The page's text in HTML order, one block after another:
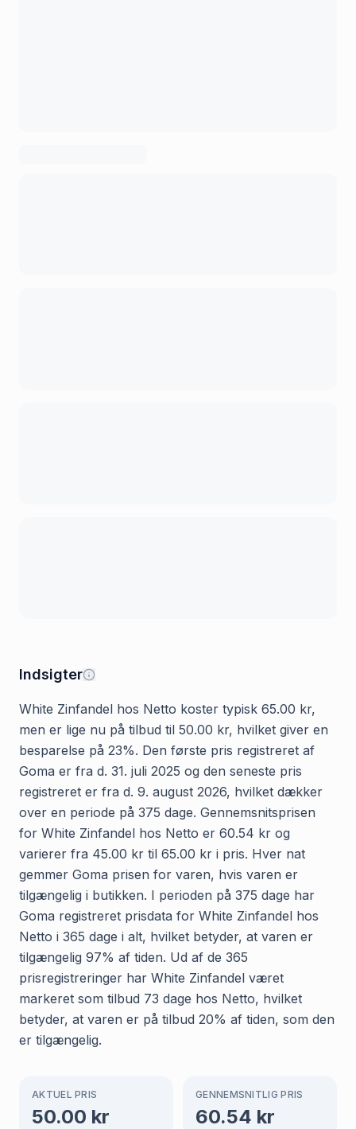
Indsigter
White Zinfandel hos Netto koster typisk 65.00 kr,
men er lige nu på tilbud til 50.00 kr, hvilket giver en
besparelse på 23%. Den første pris registreret af
Goma er fra d. 31. juli 2025 og den seneste pris
registreret er fra d. 9. august 2026, hvilket dækker
over en periode på 375 dage. Gennemsnitsprisen
for White Zinfandel hos Netto er 60.54 kr og
varierer fra 45.00 kr til 65.00 kr i pris. Hver nat
gemmer Goma prisen for varen, hvis varen er
tilgængelig i butikken. I perioden på 375 dage har
Goma registreret prisdata for White Zinfandel hos
Netto i 365 dage i alt, hvilket betyder, at varen er
tilgængelig 97% af tiden. Ud af de 365
prisregistreringer har White Zinfandel været
markeret som tilbud 73 dage hos Netto, hvilket
betyder, at varen er på tilbud 20% af tiden, som den
er tilgængelig.
AKTUEL PRIS
50.00 kr
GENNEMSNITLIG PRIS
60.54 kr